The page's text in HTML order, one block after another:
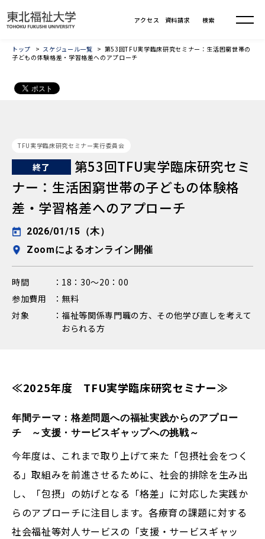
トップ スケジュール一覧
第53回TFU実学臨床研究セミナー：生活困窮世帯の
子どもの体験格差・学習格差へのアプローチ
TFU実学臨床研究セミナー実行委員会
終了
第53回TFU実学臨床研究セミ
ナー：生活困窮世帯の子どもの体験格
差・学習格差へのアプローチ
2026/01/15（木）
Zoomによるオンライン開催
時間
18：30～20：00
参加費用
無料
対象
福祉等関係専門職の方、その他学び直しを考えて
おられる方
≪2025年度 TFU実学臨床研究セミナー≫
年間テーマ：格差問題への福祉実践からのアプロー
チ ～支援・サービスギャップへの挑戦～
今年度は、これまで取り上げて来た「包摂社会をつく
る」取組みを前進させるために、社会的排除を生み出
し、「包摂」の妨げとなる「格差」に対応した実践か
らのアプローチに注目します。各療育の課題に対する
社会福祉等対人サービスの「支援・サービスギャッ